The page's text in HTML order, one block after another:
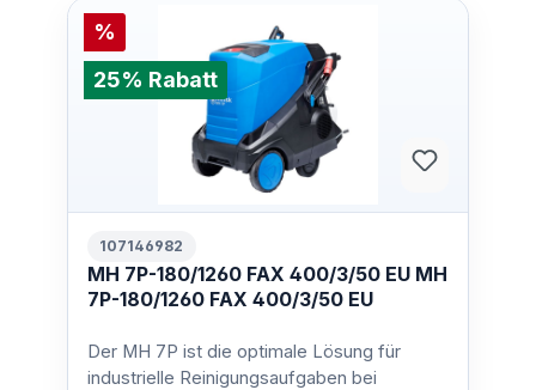
%
25% Rabatt
107146982
MH 7P-180/1260 FAX 400/3/50 EU MH
7P-180/1260 FAX 400/3/50 EU
Der MH 7P ist die optimale Lösung für
industrielle Reinigungsaufgaben bei